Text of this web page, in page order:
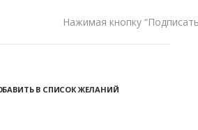
В СПИСОК ЖЕЛАНИЙ
Нажимая кнопку